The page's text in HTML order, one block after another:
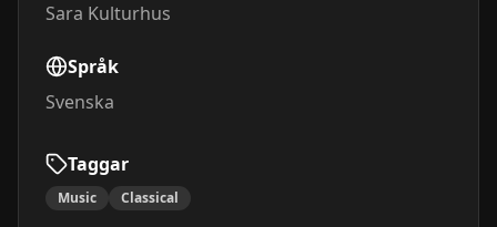
Sara Kulturhus
Språk
Svenska
Taggar
Music Classical